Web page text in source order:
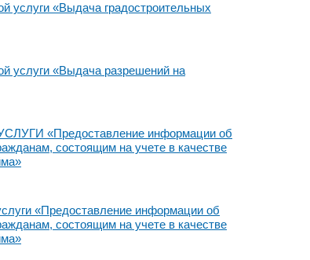
услуги «Выдача градостроительных
услуги «Выдача разрешений на
«Предоставление информации об
состоящим на учете в качестве
«Предоставление информации об
состоящим на учете в качестве